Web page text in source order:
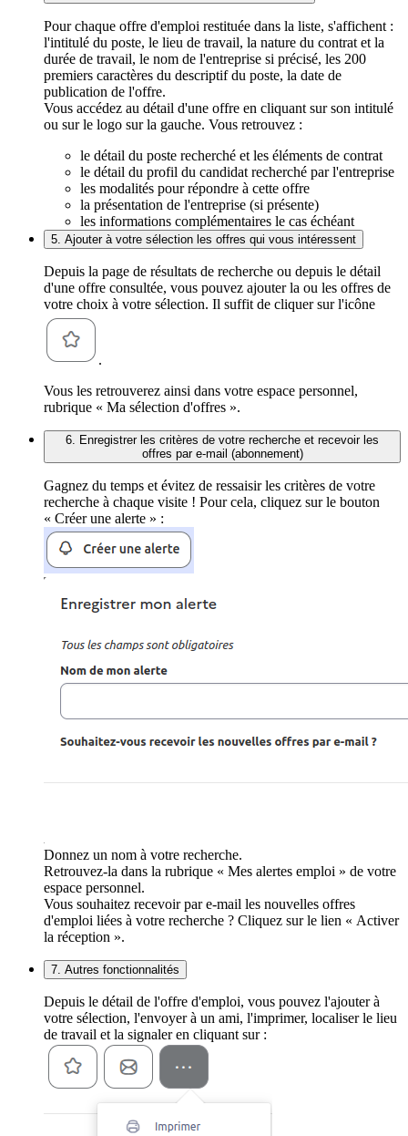
Pour chaque offre d'emploi restituée dans la liste, s'affichent :
l'intitulé du poste, le lieu de travail, la nature du contrat et la
durée de travail, le nom de l'entreprise si précisé, les 200
premiers caractères du descriptif du poste, la date de
publication de l'offre.
Vous accédez au détail d'une offre en cliquant sur son intitulé
ou sur le logo sur la gauche. Vous retrouvez :
le détail du poste recherché et les éléments de contrat
le détail du profil du candidat recherché par l'entreprise
les modalités pour répondre à cette offre
la présentation de l'entreprise (si présente)
les informations complémentaires le cas échéant
5. Ajouter à votre sélection les offres qui vous intéressent
Depuis la page de résultats de recherche ou depuis le détail
d'une offre consultée, vous pouvez ajouter la ou les offres de
votre choix à votre sélection. Il suffit de cliquer sur l'icône
.
Vous les retrouverez ainsi dans votre espace personnel,
rubrique « Ma sélection d'offres ».
6. Enregistrer les critères de votre recherche et recevoir les
offres par e-mail (abonnement)
Gagnez du temps et évitez de ressaisir les critères de votre
recherche à chaque visite ! Pour cela, cliquez sur le bouton
« Créer une alerte » :
Donnez un nom à votre recherche.
Retrouvez-la dans la rubrique « Mes alertes emploi » de votre
espace personnel.
Vous souhaitez recevoir par e-mail les nouvelles offres
d'emploi liées à votre recherche ? Cliquez sur le lien « Activer
la réception ».
7. Autres fonctionnalités
Depuis le détail de l'offre d'emploi, vous pouvez l'ajouter à
votre sélection, l'envoyer à un ami, l'imprimer, localiser le lieu
de travail et la signaler en cliquant sur :